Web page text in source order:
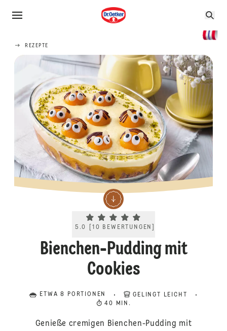
REZEPTE
Current rating 5.0. Click to rate.
5.0 [10 BEWERTUNGEN
Bienchen-Pudding mit
Cookies
ETWA 8 PORTIONEN
GELINGT LEICHT
40 MIN.
Genieße cremigen Bienchen-Pudding mit